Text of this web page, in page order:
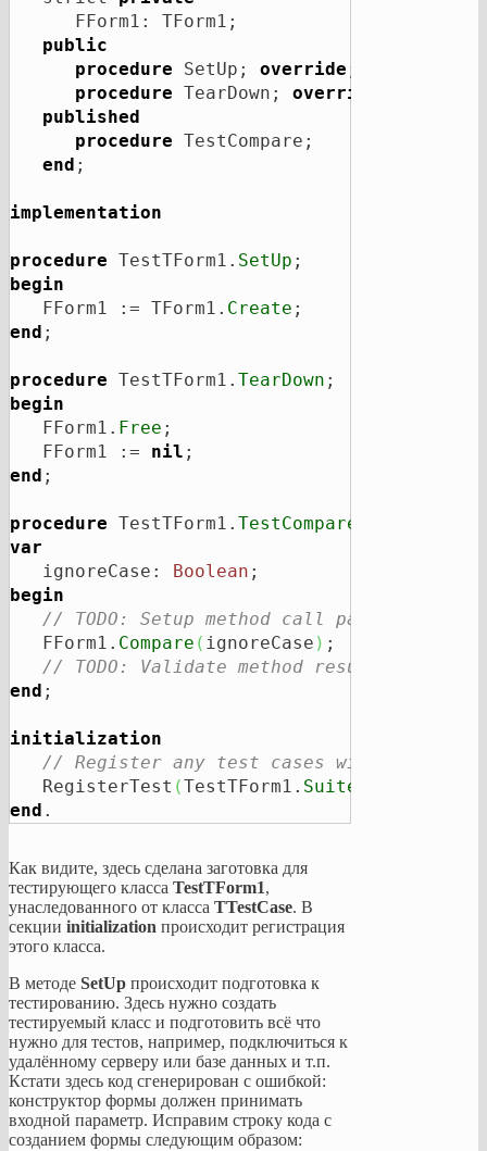
      FForm1: TForm1;
public
procedure SetUp; override ;
procedure TearDown; override
published
procedure TestCompare;
end ;
implementation
procedure TestTForm1. SetUp
begin
   FForm1 := TForm1.
Create
end ;
procedure TestTForm1. TearDown
begin
   FForm1.
Free ;
   FForm1 :=
nil
end ;
procedure TestTForm1. TestCompare
var
   ignoreCase:
Boolean
begin
// TODO: Setup method call parameters
   FForm1.
Compare ( ignoreCase ) ;
// TODO: Validate method results
end ;
initialization
// Register any test cases with the test
   RegisterTest
(TestTForm1. Suite
end .
Как видите, здесь сделана заготовка для
тестирующего класса TestTForm1,
унаследованного от класса TTestCase. В
секции initialization происходит регистрация
этого класса.
В методе SetUp происходит подготовка к
тестированию. Здесь нужно создать
тестируемый класс и подготовить всё что
нужно для тестов, например, подключиться к
удалённому серверу или базе данных и т.п.
Кстати здесь код сгенерирован с ошибкой:
конструктор формы должен принимать
входной параметр. Исправим строку кода с
созданием формы следующим образом: